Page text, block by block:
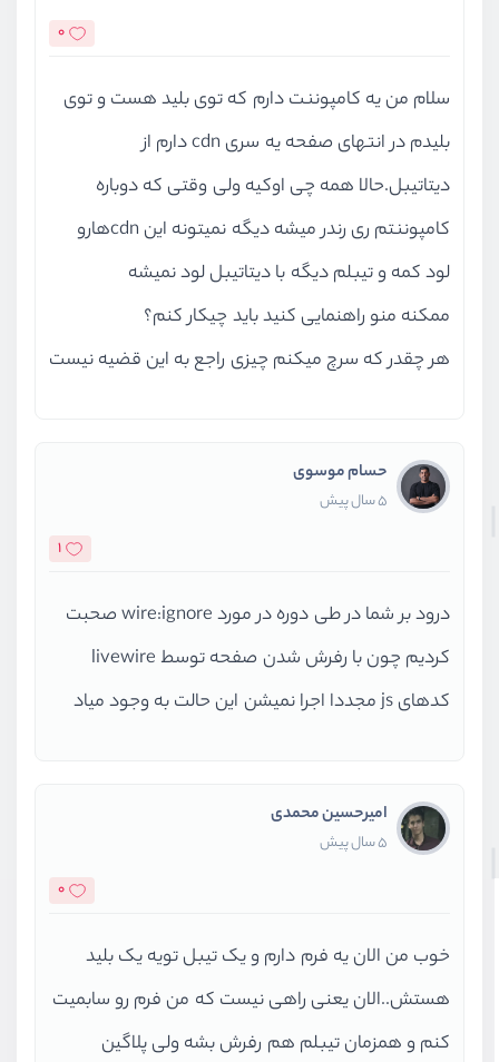
0
سلام من یه کامپوننت دارم که توی بلید هست و توی
بلیدم در انتهای صفحه یه سری cdn دارم از
دیتاتیبل.حالا همه چی اوکیه ولی وقتی که دوباره
کامپوننتم ری رندر میشه دیگه نمیتونه این cdnهارو
لود کمه و تیبلم دیگه با دیتاتیبل لود نمیشه
ممکنه منو راهنمایی کنید باید چیکار کنم؟
هر چقدر که سرچ میکنم چیزی راجع به این قضیه نیست
حسام موسوی
5 سال پیش
1
درود بر شما در طی دوره در مورد wire:ignore صحبت
کردیم چون با رفرش شدن صفحه توسط livewire
کدهای js مجددا اجرا نمیشن این حالت به وجود میاد
امیرحسین محمدی
5 سال پیش
0
خوب من الان یه فرم دارم و یک تیبل تویه یک بلید
هستش..الان یعنی راهی نیست که من فرم رو سابمیت
کنم و همزمان تیبلم هم رفرش بشه ولی پلاگین